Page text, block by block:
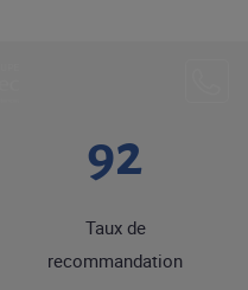
92
Taux de
recommandation